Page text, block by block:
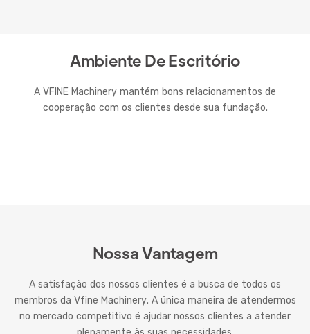
Ambiente De Escritório
A VFINE Machinery mantém bons relacionamentos de
cooperação com os clientes desde sua fundação.
Nossa Vantagem
A satisfação dos nossos clientes é a busca de todos os
membros da Vfine Machinery. A única maneira de atendermos
no mercado competitivo é ajudar nossos clientes a atender